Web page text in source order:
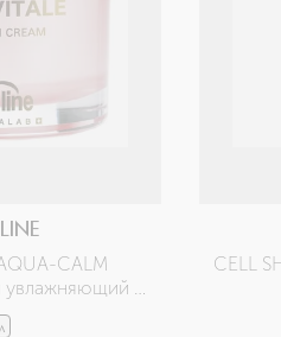
CALM
увлажняющий
кожи
CELL